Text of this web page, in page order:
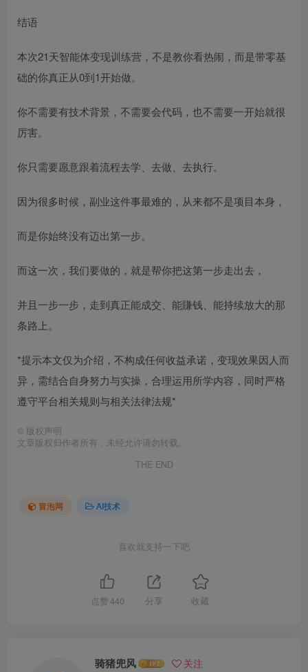
结语
本次21天智能体变现训练营，不是教你看热闹，而是带零基
础的你真正从0到1开始做。
你不需要有技术背景，不需要会代码，也不需要一开始就很
厉害。
你只需要愿意跟着流程去学、去做、去执行。
因为很多时候，副业这件事最难的，从来都不是项目本身，
而是你始终没有迈出第一步。
而这一次，我们要做的，就是帮你把这第一步走出去，
并且一步一步，走到真正能成交、能賺钱、能持续放大的那
条路上。
*提示本文仅为介绍，不构成任何收益承诺，变现效果因人而
异，需结合自身努力与实操，合理运用所学内容，同时严格
遵守平台相关规则与相关法律法规*
© 版权声明
文章版权归作者所有，未经允许请勿转载。
THE END
冒泡网 AI技术
喜欢就支持一下吧
点赞 440 分享 收藏
骑猪兜风 关注